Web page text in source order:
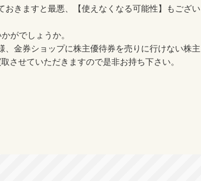
おきますと最悪、【使えなくなる可能性】もござい
がでしょうか。
、金券ショップに株主優待券を売りに行けない株主
させていただきますので是非お持ち下さい。